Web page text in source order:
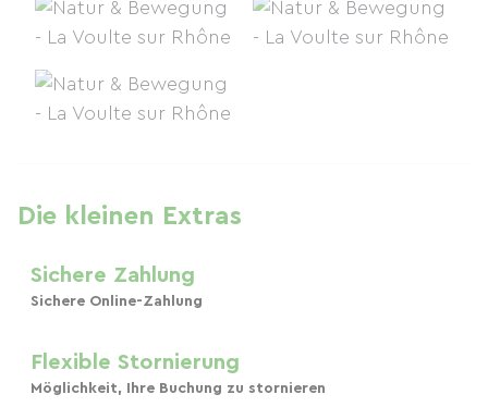
Die kleinen Extras
Sichere Zahlung
Sichere Online-Zahlung
Flexible Stornierung
Möglichkeit, Ihre Buchung zu stornieren